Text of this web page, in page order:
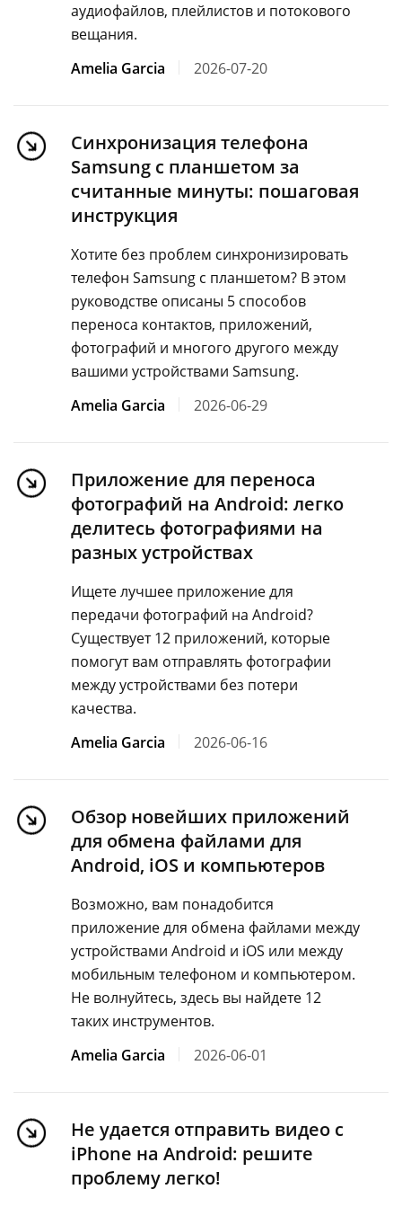
аудиофайлов, плейлистов и потокового
вещания.
Amelia Garcia
2026-07-20
Синхронизация телефона
Samsung с планшетом за
считанные минуты: пошаговая
инструкция
Хотите без проблем синхронизировать
телефон Samsung с планшетом? В этом
руководстве описаны 5 способов
переноса контактов, приложений,
фотографий и многого другого между
вашими устройствами Samsung.
Amelia Garcia
2026-06-29
Приложение для переноса
фотографий на Android: легко
делитесь фотографиями на
разных устройствах
Ищете лучшее приложение для
передачи фотографий на Android?
Существует 12 приложений, которые
помогут вам отправлять фотографии
между устройствами без потери
качества.
Amelia Garcia
2026-06-16
Обзор новейших приложений
для обмена файлами для
Android, iOS и компьютеров
Возможно, вам понадобится
приложение для обмена файлами между
устройствами Android и iOS или между
мобильным телефоном и компьютером.
Не волнуйтесь, здесь вы найдете 12
таких инструментов.
Amelia Garcia
2026-06-01
Не удается отправить видео с
iPhone на Android: решите
проблему легко!